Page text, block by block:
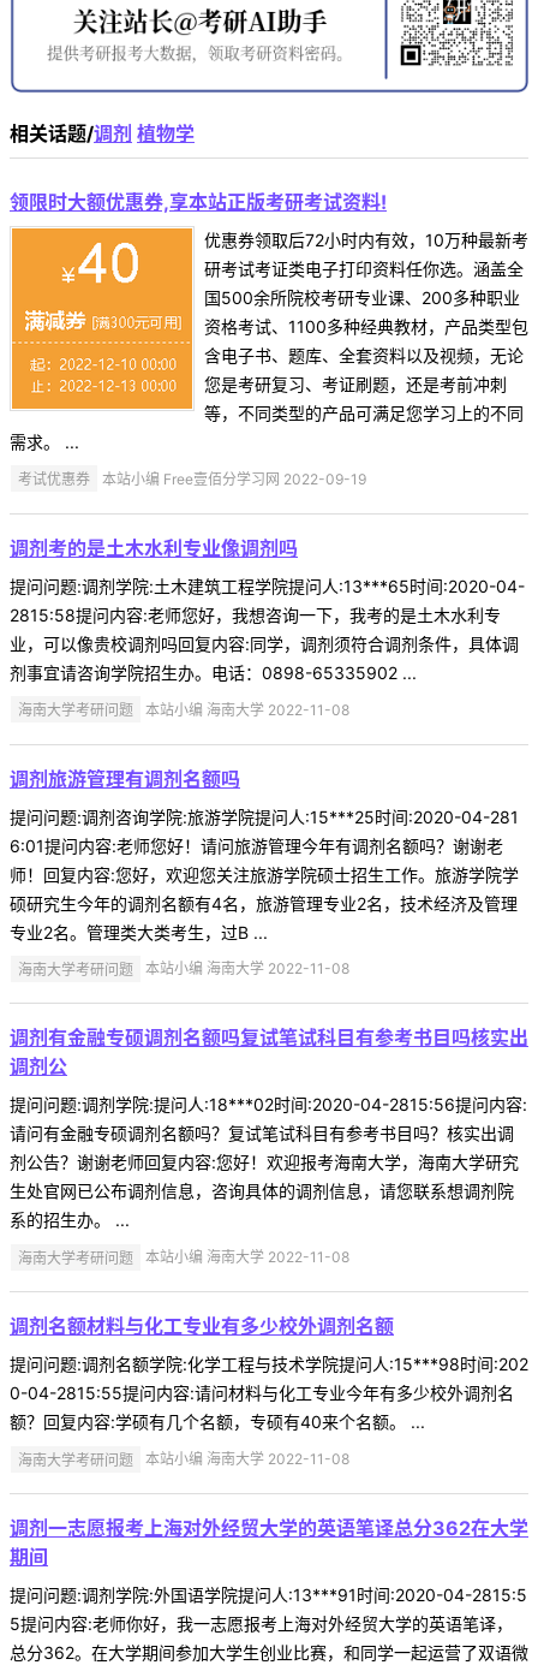
相关话题/调剂 植物学
领限时大额优惠券,享本站正版考研考试资料!
优惠券领取后72小时内有效，10万种最新考
研考试考证类电子打印资料任你选。涵盖全
国500余所院校考研专业课、200多种职业
资格考试、1100多种经典教材，产品类型包
含电子书、题库、全套资料以及视频，无论
您是考研复习、考证刷题，还是考前冲刺
等，不同类型的产品可满足您学习上的不同
需求。 ...
考试优惠券 本站小编 Free壹佰分学习网 2022-09-19
调剂考的是土木水利专业像调剂吗
提问问题:调剂学院:土木建筑工程学院提问人:13***65时间:2020-04-
2815:58提问内容:老师您好，我想咨询一下，我考的是土木水利专
业，可以像贵校调剂吗回复内容:同学，调剂须符合调剂条件，具体调
剂事宜请咨询学院招生办。电话：0898-65335902 ...
海南大学考研问题 本站小编 海南大学 2022-11-08
调剂旅游管理有调剂名额吗
提问问题:调剂咨询学院:旅游学院提问人:15***25时间:2020-04-281
6:01提问内容:老师您好！请问旅游管理今年有调剂名额吗？谢谢老
师！回复内容:您好，欢迎您关注旅游学院硕士招生工作。旅游学院学
硕研究生今年的调剂名额有4名，旅游管理专业2名，技术经济及管理
专业2名。管理类大类考生，过B ...
海南大学考研问题 本站小编 海南大学 2022-11-08
调剂有金融专硕调剂名额吗复试笔试科目有参考书目吗核实出
调剂公
提问问题:调剂学院:提问人:18***02时间:2020-04-2815:56提问内容:
请问有金融专硕调剂名额吗？复试笔试科目有参考书目吗？核实出调
剂公告？谢谢老师回复内容:您好！欢迎报考海南大学，海南大学研究
生处官网已公布调剂信息，咨询具体的调剂信息，请您联系想调剂院
系的招生办。 ...
海南大学考研问题 本站小编 海南大学 2022-11-08
调剂名额材料与化工专业有多少校外调剂名额
提问问题:调剂名额学院:化学工程与技术学院提问人:15***98时间:202
0-04-2815:55提问内容:请问材料与化工专业今年有多少校外调剂名
额？回复内容:学硕有几个名额，专硕有40来个名额。 ...
海南大学考研问题 本站小编 海南大学 2022-11-08
调剂一志愿报考上海对外经贸大学的英语笔译总分362在大学
期间
提问问题:调剂学院:外国语学院提问人:13***91时间:2020-04-2815:5
5提问内容:老师你好，我一志愿报考上海对外经贸大学的英语笔译，
总分362。在大学期间参加大学生创业比赛，和同学一起运营了双语微